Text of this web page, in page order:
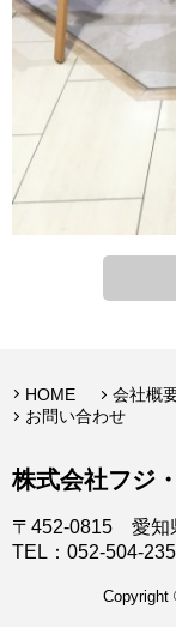
HOME 会社概
お問い合わせ
株式会社フジ
〒452-0815 愛知
TEL：052-504-
Copyright